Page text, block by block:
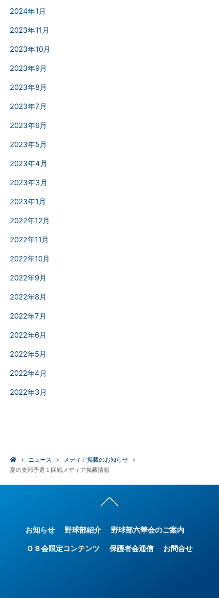
2024年1月
2023年11月
2023年10月
2023年9月
2023年8月
2023年7月
2023年6月
2023年5月
2023年4月
2023年3月
2023年1月
2022年12月
2022年11月
2022年10月
2022年9月
2022年8月
2022年7月
2022年6月
2022年5月
2022年4月
2022年3月
ニュース
メディア掲載のお知らせ
夏の支部予選１回戦メディア掲載情報
お知らせ 野球部紹介 野球部六華会のご案内
ＯＢ会限定コンテンツ 保護者会通信 お問合せ